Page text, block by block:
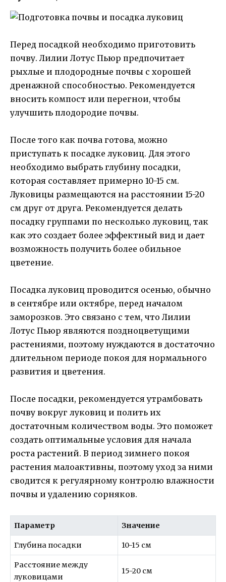
Перед посадкой необходимо приготовить
почву. Лилии Лотус Пьюр предпочитает
рыхлые и плодородные почвы с хорошей
дренажной способностью. Рекомендуется
вносить компост или перегнои, чтобы
улучшить плодородие почвы.
После того как почва готова, можно
приступать к посадке луковиц. Для этого
необходимо выбрать глубину посадки,
которая составляет примерно 10-15 см.
Луковицы размещаются на расстоянии 15-20
см друг от друга. Рекомендуется делать
посадку группами по несколько луковиц, так
как это создает более эффектный вид и дает
возможность получить более обильное
цветение.
Посадка луковиц проводится осенью, обычно
в сентябре или октябре, перед началом
заморозков. Это связано с тем, что Лилии
Лотус Пьюр являются поздноцветущими
растениями, поэтому нуждаются в достаточно
длительном периоде покоя для нормального
развития и цветения.
После посадки, рекомендуется утрамбовать
почву вокруг луковиц и полить их
достаточным количеством воды. Это поможет
создать оптимальные условия для начала
роста растений. В период зимнего покоя
растения малоактивны, поэтому уход за ними
сводится к регулярному контролю влажности
почвы и удалению сорняков.
Параметр Значение
Глубина посадки 10-15 см
Расстояние между
луковицами
15-20 см